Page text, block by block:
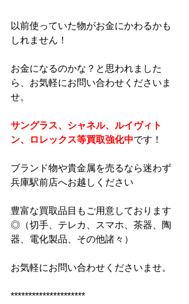
以前使っていた物がお金にかわるかも
しれません！
お金になるのかな？と思われました
ら、お気軽にお問い合わせくださいま
せ。
サングラス、シャネル、ルイヴィト
ン、ロレックス等買取強化中です！
ブランド物や貴金属を売るなら迷わず
兵庫駅前店へお越しください
豊富な買取品目もご用意しております
◎（切手、テレカ、スマホ、茶器、陶
器、電化製品、その他諸々）
お気軽にお問い合わせくださいませ。
*********************